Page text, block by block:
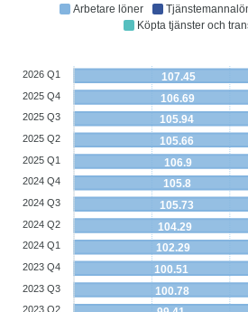
Arbetare löner
Köpta tjänster och
107.45
106.69
105.94
105.66
106.9
105.8
105.73
104.29
102.29
100.51
100.78
2026 Q1
2025 Q4
2025 Q3
2025 Q2
2025 Q1
2024 Q4
2024 Q3
2024 Q2
2024 Q1
2023 Q4
2023 Q3
2023 Q2